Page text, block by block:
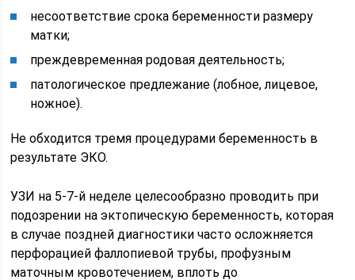
несоответствие срока беременности размеру
матки;
преждевременная родовая деятельность;
патологическое предлежание (лобное, лицевое,
ножное).
Не обходится тремя процедурами беременность в
результате ЭКО.
УЗИ на 5-7-й неделе целесообразно проводить при
подозрении на эктопическую беременность, которая
в случае поздней диагностики часто осложняется
перфорацией фаллопиевой трубы, профузным
маточным кровотечением, вплоть до